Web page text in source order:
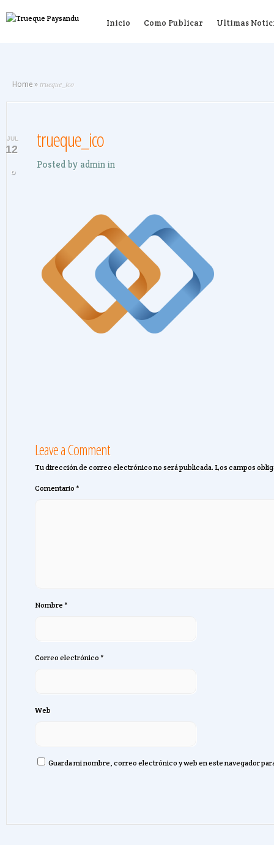
Inicio Como Publicar Ultimas
Home » trueque_ico
JUL
12
0
trueque_ico
Posted by adminin
Leave a Comment
Tu dirección de correo electrónico no será publicada. Los campos
Comentario *
Nombre *
Correo electrónico *
Web
Guarda mi nombre, correo electrónico y web en este navegador